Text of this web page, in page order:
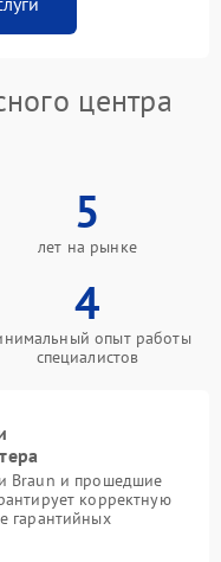
центра
5
лет на рынке
4
опыт работы
специалистов
Braun и прошедшие
корректную
гарантийных